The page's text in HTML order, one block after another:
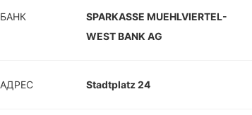
БАНК
SPARKASSE MUEHLVIERTEL-
WEST BANK AG
АДРЕС Stadtplatz 24